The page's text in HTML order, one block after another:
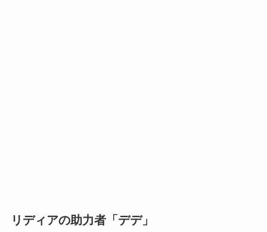
リディアの助力者「デデ」